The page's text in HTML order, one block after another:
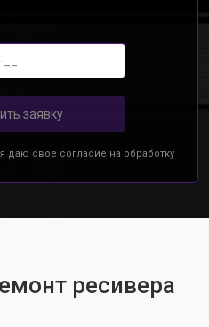
заявку
даю свое согласие на обработку
ресивера